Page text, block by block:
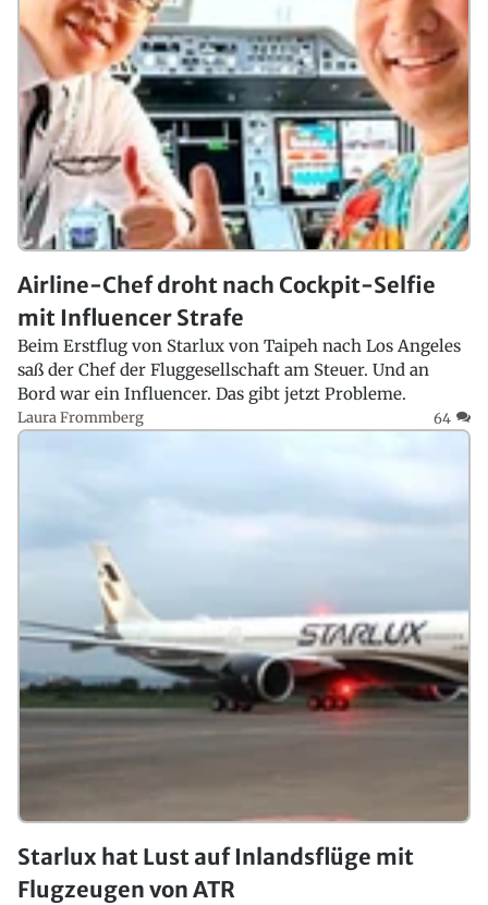
Airline-Chef droht nach Cockpit-Selfie
mit Influencer Strafe
Beim Erstflug von Starlux von Taipeh nach Los Angeles
saß der Chef der Fluggesellschaft am Steuer. Und an
Bord war ein Influencer. Das gibt jetzt Probleme.
Laura Frommberg 64
Starlux hat Lust auf Inlandsflüge mit
Flugzeugen von ATR